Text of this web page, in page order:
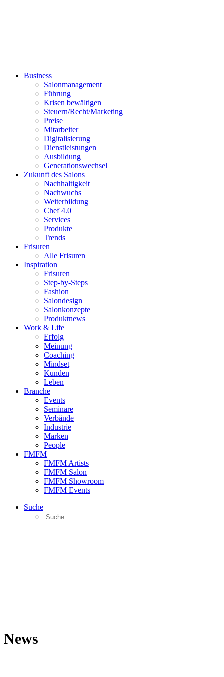
Business
Salonmanagement
Führung
Krisen bewältigen
Steuern/Recht/Marketing
Preise
Mitarbeiter
Digitalisierung
Dienstleistungen
Ausbildung
Generationswechsel
Zukunft des Salons
Nachhaltigkeit
Nachwuchs
Weiterbildung
Chef 4.0
Services
Produkte
Trends
Frisuren
Alle Frisuren
Inspiration
Frisuren
Step-by-Steps
Fashion
Salondesign
Salonkonzepte
Produktnews
Work & Life
Erfolg
Meinung
Coaching
Mindset
Kunden
Leben
Branche
Events
Seminare
Verbände
Industrie
Marken
People
FMFM
FMFM Artists
FMFM Salon
FMFM Showroom
FMFM Events
Suche
News